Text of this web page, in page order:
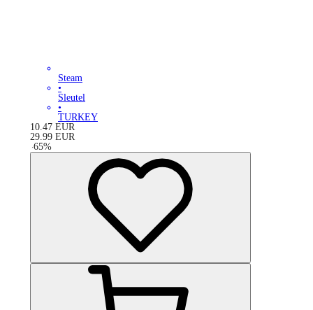
Steam
•
Sleutel
•
TURKEY
10.47 EUR
29.99 EUR
-65%